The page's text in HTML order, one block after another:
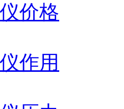
价格
作用